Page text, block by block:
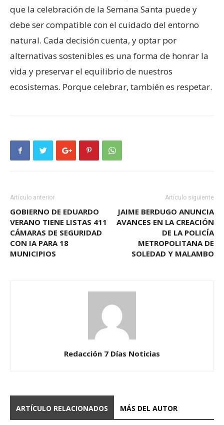
que la celebración de la Semana Santa puede y
debe ser compatible con el cuidado del entorno
natural. Cada decisión cuenta, y optar por
alternativas sostenibles es una forma de honrar la
vida y preservar el equilibrio de nuestros
ecosistemas. Porque celebrar, también es respetar.
Artículo anterior
GOBIERNO DE EDUARDO
VERANO TIENE LISTAS 411
CÁMARAS DE SEGURIDAD
CON IA PARA 18
MUNICIPIOS
Artículo siguiente
JAIME BERDUGO ANUNCIA
AVANCES EN LA CREACIÓN
DE LA POLICÍA
METROPOLITANA DE
SOLEDAD Y MALAMBO
Redacción 7 Días Noticias
ARTÍCULO RELACIONADOS MÁS DEL AUTOR